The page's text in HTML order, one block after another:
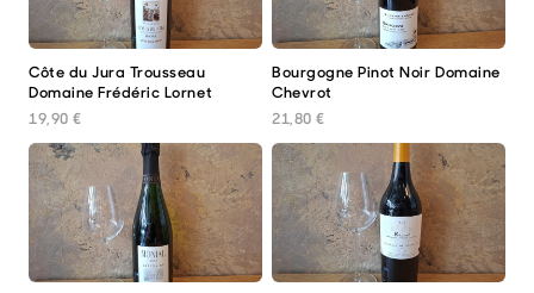
Côte du Jura Trousseau
Domaine Frédéric Lornet
19,90€
Bourgogne Pinot Noir Domaine
Chevrot
21,80€